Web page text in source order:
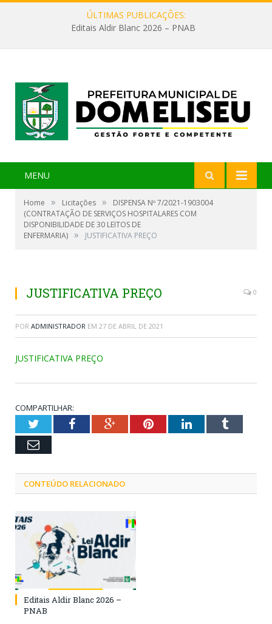
ÚLTIMAS PUBLICAÇÕES:
Editais Aldir Blanc 2026 – PNAB
MENU
Home » Licitações »
DISPENSA Nº 7/2021-1903004
(CONTRATAÇÃO DE SERVIÇOS HOSPITALARES COM
DISPONIBILIDADE DE 30 LEITOS DE
ENFERMARIA) » JUSTIFICATIVA PREÇO
JUSTIFICATIVA PREÇO 0
POR ADMINISTRADOR EM 27 DE ABRIL DE 2021
JUSTIFICATIVA PREÇO
COMPARTILHAR:
TwitterFacebookGoogle+PinterestLinkedInTumblr
Email
CONTEÚDO RELACIONADO
Editais Aldir Blanc 2026 –
PNAB